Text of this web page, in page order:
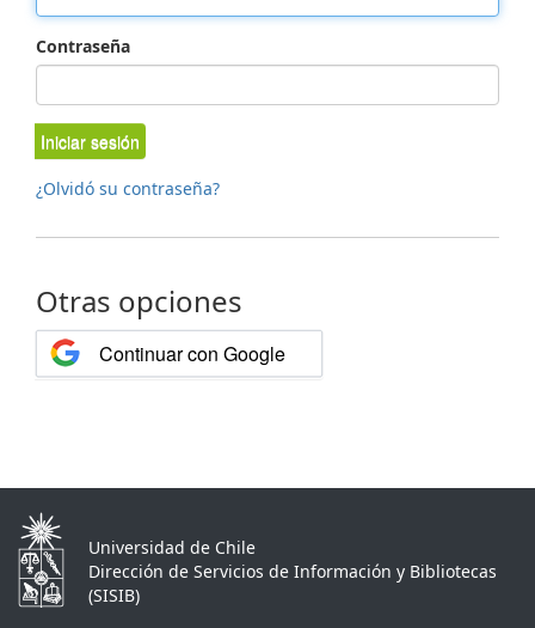
Contraseña
Iniciar sesión
¿Olvidó su contraseña?
Otras opciones
Continuar con Google
Universidad de Chile
Dirección de Servicios de Información y Bibliotecas
(SISIB)